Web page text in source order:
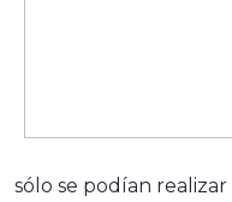
sólo se podían